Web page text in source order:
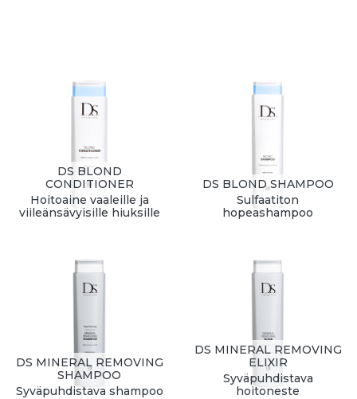
DS BLOND
CONDITIONER
Hoitoaine vaaleille ja
viileänsävyisille hiuksille
DS MINERAL REMOVING
SHAMPOO
Syväpuhdistava shampoo
DS BLOND SHAMPOO
Sulfaatiton
hopeashampoo
DS MINERAL REMOVING
ELIXIR
Syväpuhdistava
hoitoneste